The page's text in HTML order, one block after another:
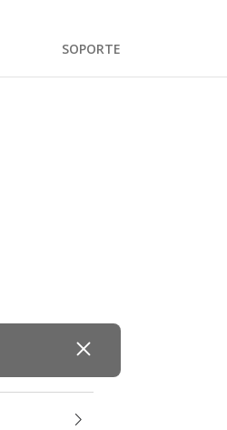
SOPORTE